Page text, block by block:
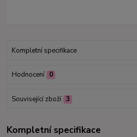
Kompletní specifikace
Hodnocení 0
Související zboží 3
Kompletní specifikace